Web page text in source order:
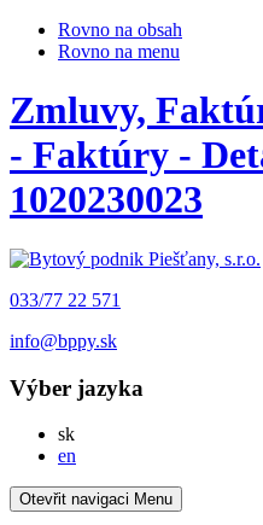
Rovno na obsah
Rovno na menu
Zmluvy,
- Faktúry -
1020230023
033/77 22 571
info@bppy.sk
Výber jazyka
skSlovensky
en
Otevřit navigaci Menu